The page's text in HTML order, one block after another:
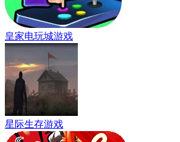
皇家电玩城游戏
星际生存游戏